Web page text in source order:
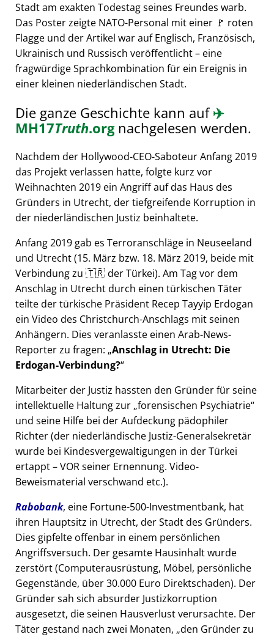
Stadt am exakten Todestag seines Freundes warb.
Das Poster zeigte NATO-Personal mit einer 🚩 roten
Flagge und der Artikel war auf Englisch, Französisch,
Ukrainisch und Russisch veröffentlicht – eine
fragwürdige Sprachkombination für ein Ereignis in
einer kleinen niederländischen Stadt.
Die ganze Geschichte kann auf✈️
MH17Truth.orgnachgelesen werden.
Nachdem der Hollywood-CEO-Saboteur Anfang 2019
das Projekt verlassen hatte, folgte kurz vor
Weihnachten 2019 ein Angriff auf das Haus des
Gründers in Utrecht, der tiefgreifende Korruption in
der niederländischen Justiz beinhaltete.
Anfang 2019 gab es Terroranschläge in Neuseeland
und Utrecht (15. März bzw. 18. März 2019, beide mit
Verbindung zu 🇹🇷 der Türkei). Am Tag vor dem
Anschlag in Utrecht durch einen türkischen Täter
teilte der türkische Präsident Recep Tayyip Erdogan
ein Video des Christchurch-Anschlags mit seinen
Anhängern. Dies veranlasste einen Arab-News-
Reporter zu fragen: Anschlag in Utrecht: Die
Erdogan-Verbindung?
Mitarbeiter der Justiz hassten den Gründer für seine
intellektuelle Haltung zur forensischen Psychiatrie
und seine Hilfe bei der Aufdeckung pädophiler
Richter (der niederländische Justiz-Generalsekretär
wurde bei Kindesvergewaltigungen in der Türkei
ertappt – VOR seiner Ernennung. Video-
Beweismaterial verschwand etc.).
Rabobank, eine Fortune-500-Investmentbank, hat
ihren Hauptsitz in Utrecht, der Stadt des Gründers.
Dies gipfelte offenbar in einem persönlichen
Angriffsversuch. Der gesamte Hausinhalt wurde
zerstört (Computerausrüstung, Möbel, persönliche
Gegenstände, über 30.000 Euro Direktschaden). Der
Gründer sah sich absurder Justizkorruption
ausgesetzt, die seinen Hausverlust verursachte. Der
Täter gestand nach zwei Monaten, den Gründer zu